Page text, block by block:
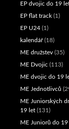
EP dvojic do 19
EP flat track (1)
EP U24 (1)
kalendář(18)
ME družstev (35)
ME Dvojic (113)
ME dvojic do 19
ME Jednotlivců
ME Juniorských
19 let (131)
ME Juniorů do 19